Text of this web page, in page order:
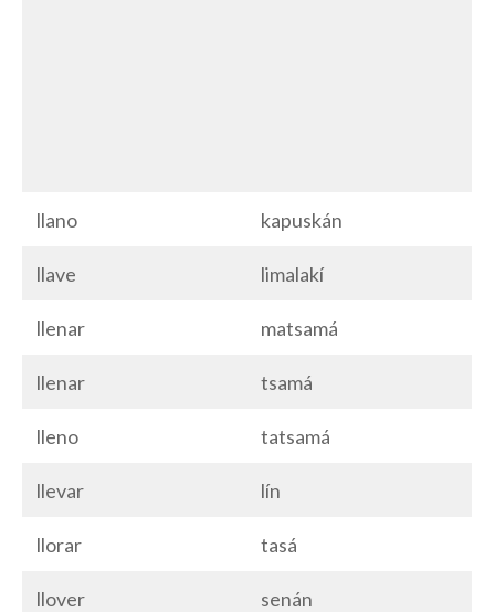
llano kapuskán
llave limalakí
llenar matsamá
llenar tsamá
lleno tatsamá
llevar lín
llorar tasá
llover senán